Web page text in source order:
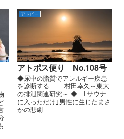
アトピー
アトポス便り No.108号
◆尿中の脂質でアレルギー疾患
を診断する 村田幸久～東大
の排泄関連研究～ ◆ ｢サウナ
に入っただけ｣男性に生じたまさ
かの悲劇